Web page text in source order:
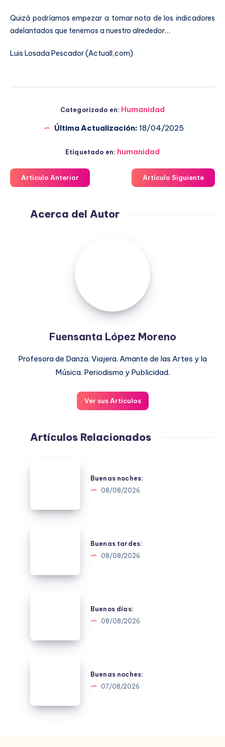
Quizá podríamos empezar a tomar nota de los indicadores
adelantados que tenemos a nuestro alrededor…
Luis Losada Pescador (Actuall,com)
Categorizado en: Humanidad
Última Actualización: 18/04/2025
Etiquetado en: humanidad
Artículo Anterior Artículo Siguiente
Acerca del Autor
Fuensanta López Moreno
Profesora de Danza. Viajera. Amante de las Artes y la
Música. Periodismo y Publicidad.
Ver sus Artículos
Artículos Relacionados
Buenas noches:
08/08/2026
Buenas tardes:
08/08/2026
Buenos días:
08/08/2026
Buenas noches:
07/08/2026